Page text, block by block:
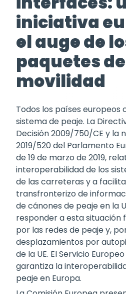
iniciativa
el auge de
paquetes de
movilidad
Todos los países europeos
sistema de peaje. La
Decisión 2009/750/CE y la
2019/520 del Parlamento
de 19 de marzo de 2019,
interoperabilidad de los
de las carreteras y a
transfronterizo de
de cánones de peaje en la
responder a esta situación
por las redes de peaje y,
desplazamientos por
de la UE. El Servicio
garantiza la
peaje en Europa.